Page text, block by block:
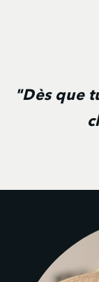
"Dès que